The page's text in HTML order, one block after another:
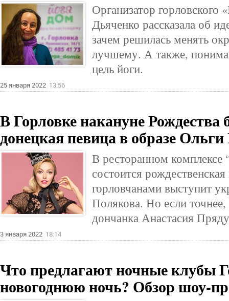
Организатор горловского
Дьяченко рассказала об
зачем решилась менять
лучшему. А также,
цель йоги.
25 января 2022 13:56
В Горловке накануне Рождества
донецкая певица в образе
В ресторанном комплексе
состоится
горловчанами выступит
Полякова. Но если точнее,
дончанка Анастасия
3 января 2022 18:14
Что предлагают ночные клубы
новогоднюю ночь? Обзор шоу-